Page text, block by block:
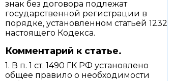
знак без договора подлежат
государственной регистрации в
порядке, установленном статьей 1232
настоящего Кодекса.
Комментарий к статье.
1. В п. 1 ст. 1490 ГК РФ установлено
общее правило о необходимости